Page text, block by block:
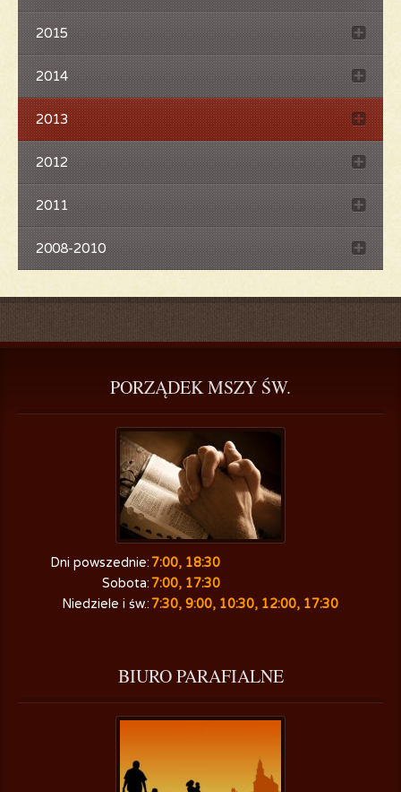
2015
2014
2013
2012
2011
2008-2010
PORZĄDEK MSZY ŚW.
Dni powszednie:7:00, 18:30
Sobota:7:00, 17:30
Niedziele i św.:7:30, 9:00, 10:30, 12:00, 17:30
BIURO PARAFIALNE